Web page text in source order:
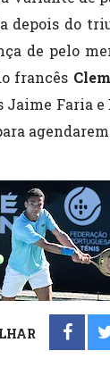
depois do
de pelo
francês
Jaime Faria e